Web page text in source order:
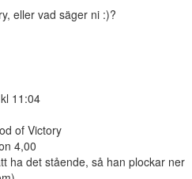
eller vad säger ni :)?
11:04
of Victory
4,00
ha det stående, så han plockar ner